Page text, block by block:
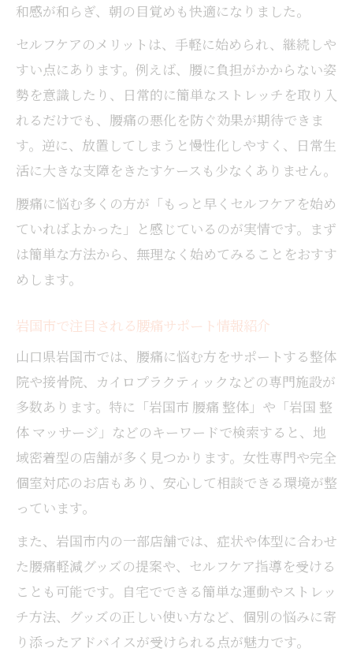
和感が和らぎ、朝の目覚めも快適になりました。
セルフケアのメリットは、手軽に始められ、継続しや
すい点にあります。例えば、腰に負担がかからない姿
勢を意識したり、日常的に簡単なストレッチを取り入
れるだけでも、腰痛の悪化を防ぐ効果が期待できま
す。逆に、放置してしまうと慢性化しやすく、日常生
活に大きな支障をきたすケースも少なくありません。
腰痛に悩む多くの方が「もっと早くセルフケアを始め
ていればよかった」と感じているのが実情です。まず
は簡単な方法から、無理なく始めてみることをおすす
めします。
岩国市で注目される腰痛サポート情報紹介
山口県岩国市では、腰痛に悩む方をサポートする整体
院や接骨院、カイロプラクティックなどの専門施設が
多数あります。特に「岩国市 腰痛 整体」や「岩国 整
体 マッサージ」などのキーワードで検索すると、地
域密着型の店舗が多く見つかります。女性専門や完全
個室対応のお店もあり、安心して相談できる環境が整
っています。
また、岩国市内の一部店舗では、症状や体型に合わせ
た腰痛軽減グッズの提案や、セルフケア指導を受ける
ことも可能です。自宅でできる簡単な運動やストレッ
チ方法、グッズの正しい使い方など、個別の悩みに寄
り添ったアドバイスが受けられる点が魅力です。